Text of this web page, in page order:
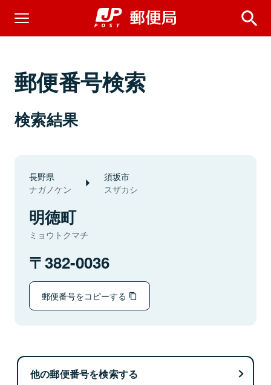
郵便番号検索
検索結果
長野県
ナガノケン
須坂市
スザカシ
明徳町
ミョウトクマチ
382-0036
郵便番号をコピーする
他の郵便番号を検索する